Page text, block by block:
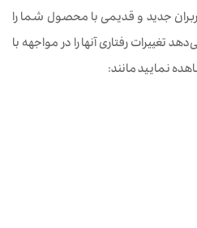
جدید و قدیمی با محصول شما را
رفتاری آنها را در مواجهه با
نمایید مانند: